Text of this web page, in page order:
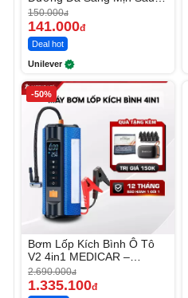
Ngày
150.000đ
141.000đ
Deal hot
Unilever
-50%
Bơm Lốp Kích Bình Ô Tô
V2 4in1 MEDICAR –
12.000mAh
2.690.000đ
1.335.100đ